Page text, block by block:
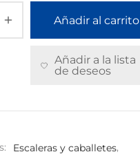
Añadir al carrito
Añadir a la lista
de deseos
Escaleras y caballetes,